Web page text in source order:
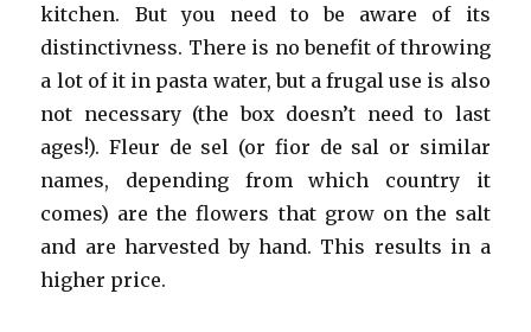
kitchen. But you need to be aware of its
distinctivness. There is no benefit of throwing
a lot of it in pasta water, but a frugal use is also
not necessary (the box doesn’t need to last
ages!). Fleur de sel (or fior de sal or similar
names, depending from which country it
comes) are the flowers that grow on the salt
and are harvested by hand. This results in a
higher price.